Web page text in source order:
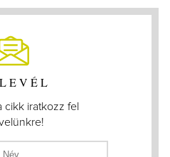
cikk iratkozz fel